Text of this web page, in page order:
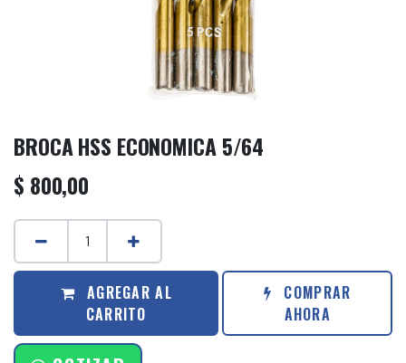
BROCA HSS ECONOMICA 5/64
$ 800,00
AGREGAR AL
CARRITO
COMPRAR
AHORA